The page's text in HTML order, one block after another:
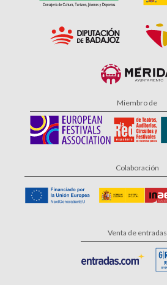
Miembro de
Colaboración
Venta de entradas